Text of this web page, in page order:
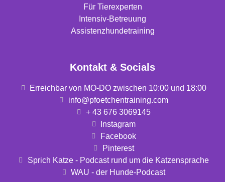
Für Tierexperten
Intensiv-Betreuung
Assistenzhundetraining
Kontakt & Socials
Erreichbar von MO-DO zwischen 10:00 und 18:00
info@pfoetchentraining.com
+ 43 676 3069145
Instagram
Facebook
Pinterest
Sprich Katze - Podcast rund um die Katzensprache
WAU - der Hunde-Podcast